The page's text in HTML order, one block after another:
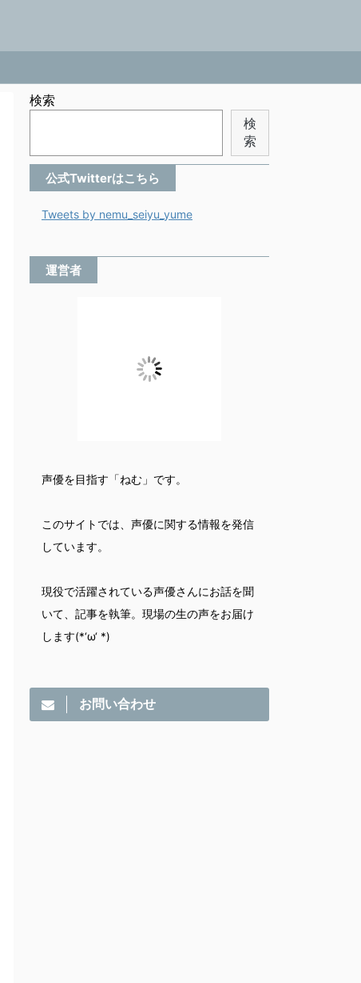
検索
検
索
公式Twitterはこちら
Tweets by nemu_seiyu_yume
運営者
声優を目指す「ねむ」です。
このサイトでは、声優に関する情報を発信
しています。
現役で活躍されている声優さんにお話を聞
いて、記事を執筆。現場の生の声をお届け
します(*‘ω‘ *)
お問い合わせ